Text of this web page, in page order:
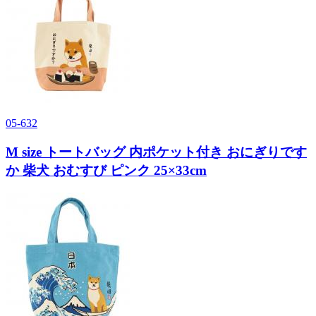
05-632
M size トートバッグ 内ポケット付き おにぎりです
か 柴犬 おむすび ピンク 25×33cm